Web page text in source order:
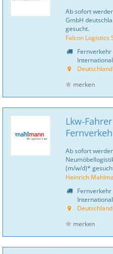
Ab sofort
GmbH
gesucht.
Falcon Logistics
Fernverkehr
International
Deutschland
merken
Lkw-
Ab sofort
(m/w/d)*
Heinrich
Fernverkehr
International
Deutschland
merken